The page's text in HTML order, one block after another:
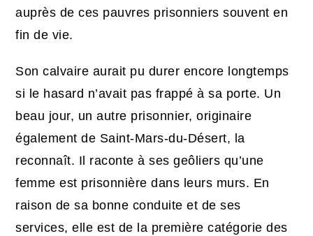
auprès de ces pauvres prisonniers souvent en
fin de vie.
Son calvaire aurait pu durer encore longtemps
si le hasard n’avait pas frappé à sa porte. Un
beau jour, un autre prisonnier, originaire
également de Saint-Mars-du-Désert, la
reconnaît. Il raconte à ses geôliers qu’une
femme est prisonnière dans leurs murs. En
raison de sa bonne conduite et de ses
services, elle est de la première catégorie des